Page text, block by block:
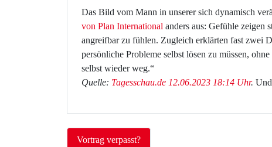
Das Bild vom Mann in unserer sich dynamisch
von Plan International anders aus: Gefühle zeigen
angreifbar zu fühlen. Zugleich erklärten fast zwei
persönliche Probleme selbst lösen zu müssen,
selbst wieder weg.“
Quelle: Tagesschau.de 12.06.2023 18:14 Uhr.
Vortrag verpasst?